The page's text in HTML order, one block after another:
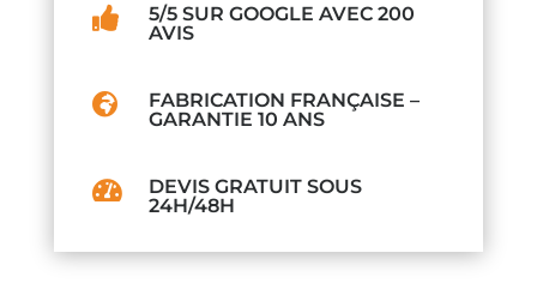

5/5 SUR GOOGLE AVEC 200
AVIS

FABRICATION FRANÇAISE –
GARANTIE 10 ANS

DEVIS GRATUIT SOUS
24H/48H